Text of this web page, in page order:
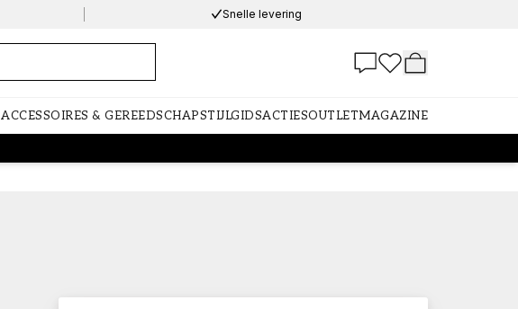
Snelle levering
ACCESSOIRES & GEREEDSCHAPSTIJLGIDSACTIESOUTLETMAGAZINE